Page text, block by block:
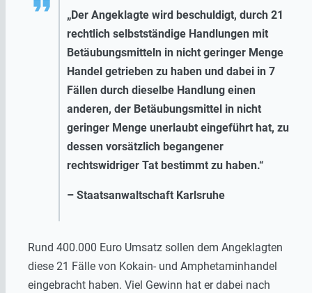
„Der Angeklagte wird beschuldigt, durch 21
rechtlich selbstständige Handlungen mit
Betäubungsmitteln in nicht geringer Menge
Handel getrieben zu haben und dabei in 7
Fällen durch dieselbe Handlung einen
anderen, der Betäubungsmittel in nicht
geringer Menge unerlaubt eingeführt hat, zu
dessen vorsätzlich begangener
rechtswidriger Tat bestimmt zu haben.“
– Staatsanwaltschaft Karlsruhe
Rund 400.000 Euro Umsatz sollen dem Angeklagten
diese 21 Fälle von Kokain- und Amphetaminhandel
eingebracht haben. Viel Gewinn hat er dabei nach